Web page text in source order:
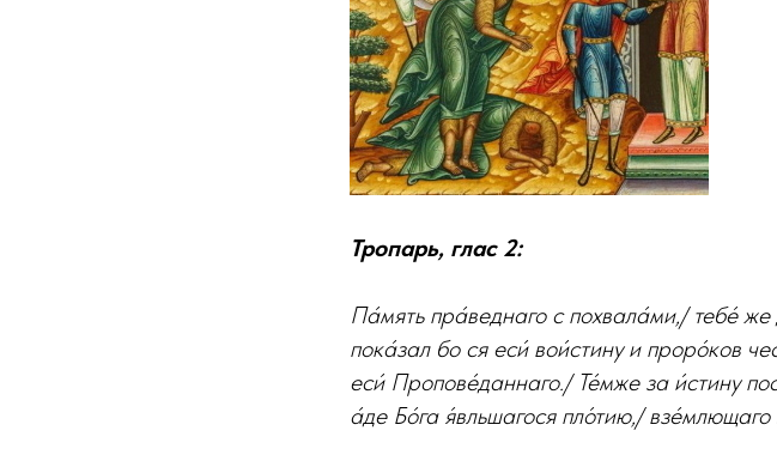
Тропарь, глас 2:
Па́мять пра́веднаго с похвала́ми,/ тебе́ же
пока́зал бо ся еси́ вои́стину и проро́ков
еси́ Пропове́даннаго./ Те́мже за и́стину
а́де Бо́га я́вльшагося пло́тию,/